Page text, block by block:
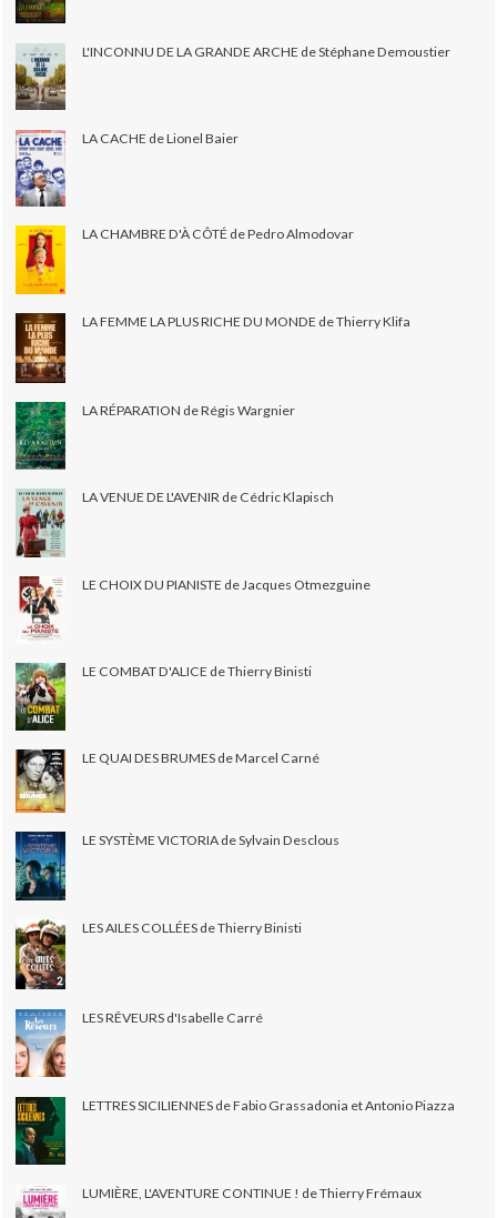
L'INCONNU DE LA GRANDE ARCHE de Stéphane Demoustier
LA CACHE de Lionel Baier
LA CHAMBRE D'À CÔTÉ de Pedro Almodovar
LA FEMME LA PLUS RICHE DU MONDE de Thierry Klifa
LA RÉPARATION de Régis Wargnier
LA VENUE DE L'AVENIR de Cédric Klapisch
LE CHOIX DU PIANISTE de Jacques Otmezguine
LE COMBAT D'ALICE de Thierry Binisti
LE QUAI DES BRUMES de Marcel Carné
LE SYSTÈME VICTORIA de Sylvain Desclous
LES AILES COLLÉES de Thierry Binisti
LES RÊVEURS d'Isabelle Carré
LETTRES SICILIENNES de Fabio Grassadonia et Antonio Piazza
LUMIÈRE, L'AVENTURE CONTINUE ! de Thierry Frémaux